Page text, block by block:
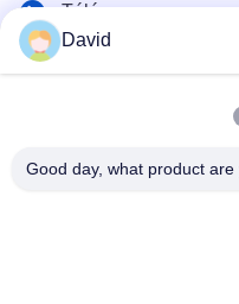
Télégramme
86-510-85032170
david@moritatools.com
Adresse
David
Good day, what product